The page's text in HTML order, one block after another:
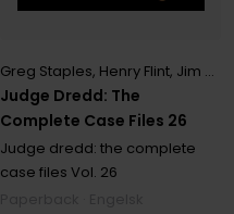
Judge Dredd: The
Complete Case Files 26
Greg Staples, Henry Flint, Jim Murray
Judge dredd: the complete
case files Vol. 26